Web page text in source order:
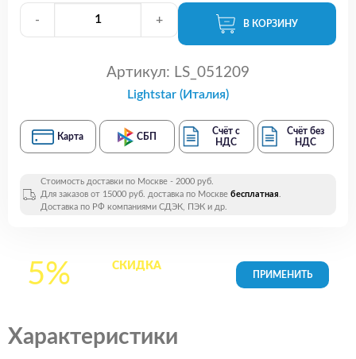
- + В КОРЗИНУ
Артикул: LS_051209
Lightstar (Италия)
Карта СБП
Счёт с
НДС
Счёт без
НДС
Стоимость доставки по Москве - 2000 руб.
Для заказов от 15000 руб. доставка по Москве бесплатная.
Доставка по РФ компаниями СДЭК, ПЭК и др.
5% СКИДКАна все
Характеристики